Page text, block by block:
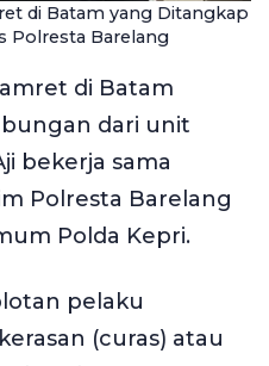
di Batam yang Ditangkap
Polresta Barelang
di Batam
dari unit
bekerja sama
Polresta Barelang
Polda Kepri.
pelaku
(curas) atau